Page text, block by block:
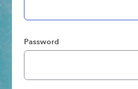
Password